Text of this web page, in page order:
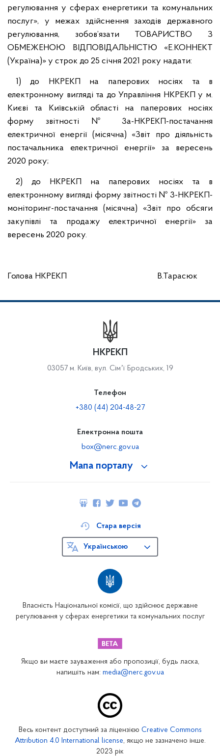
регулювання у сферах енергетики та комунальних
послуг», у межах здійснення заходів державного
регулювання, зобов’язати ТОВАРИСТВО З
ОБМЕЖЕНОЮ ВІДПОВІДАЛЬНІСТЮ «Е.КОННЕКТ
(Україна)» у строк до 25 січня 2021 року надати:
1) до НКРЕКП на паперових носіях та в
електронному вигляді та до Управління НКРЕКП у м.
Києві та Київській області на паперових носіях
форму звітності № 3а-НКРЕКП-постачання
електричної енергії (місячна) «Звіт про діяльність
постачальника електричної енергії» за вересень
2020 року;
2) до НКРЕКП на паперових носіях та в
електронному вигляді форму звітності № 3-НКРЕКП-
моніторинг-постачання (місячна) «Звіт про обсяги
закупівлі та продажу електричної енергії» за
вересень 2020 року.
Голова НКРЕКП В.Тарасюк
Мапа порталу
НКРЕКП
03057 м. Київ, вул. Сімʼї Бродських, 19
Телефон
+380 (44) 204-48-27
Електронна пошта
box@nerc.gov.ua
Власність Національної комісії, що здійснює державне
регулювання у сферах енергетики та комунальних послуг
Стара версія
Українською
Якщо ви маєте зауваження або пропозиції, будь ласка,
напишіть нам: media@nerc.gov.ua
Весь контент доступний за ліцензією Creative Commons
Attribution 4.0 International license, якщо не зазначено інше.
2023 рік